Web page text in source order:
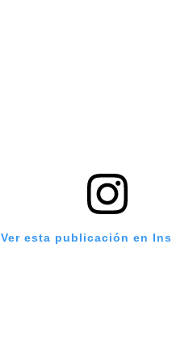
Ver esta publicación en